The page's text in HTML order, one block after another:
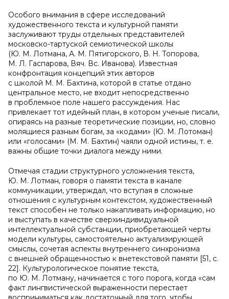
Особого внимания в сфере исследований
художественного текста и культурной памяти
заслуживают труды отдельных представителей
московско-тартуской семиотической школы
(Ю. М. Лотмана, А. М. Пятигорского, В. Н. Топорова,
М. Л. Гаспарова, Вяч. Вс. Иванова). Известная
конфронтация концепций этих авторов
с школой М. М. Бахтина, которой в статье отдано
центральное место, не входит непосредственно
в проблемное поле нашего рассуждения. Нас
привлекает тот идейный план, в котором ученые писали,
опираясь на разные теоретические позиции, но, словно
молящиеся разным богам, за «кодами» (Ю. М. Лотоман)
или «голосами» (М. М. Бахтин) чаяли одной истины, т. е.
важны общие точки диалога между ними.
Отмечая стадии структурного усложнения текста,
Ю. М. Лотман, говоря о памяти текста в канале
коммуникации, утверждал, что вступая в сложные
отношения с культурным контекстом, художественный
текст способен не только накапливать информацию, но
и выступать в качестве сверхиндивидуальной
интеллектуальной субстанции, приобретающей черты
модели культуры, самостоятельно актуализирующей
смыслы, сочетая аспекты внутреннего синхронизма
с внешней обращенностью к внетекстовой памяти [51, c.
22]. Культурологическое понятие текста,
по Ю. М. Лотману, начинается с того порога, когда «сам
факт лингвистической выраженности перестает